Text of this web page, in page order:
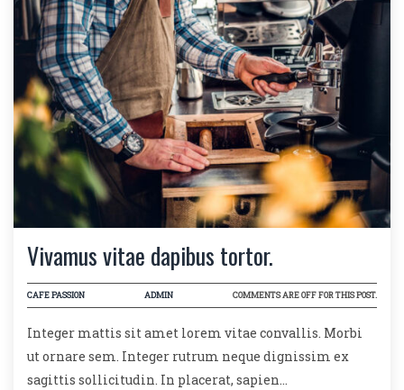
Vivamus vitae dapibus tortor.
CAFE PASSION ADMIN COMMENTS ARE OFF FOR THIS POST.
Integer mattis sit amet lorem vitae convallis. Morbi
ut ornare sem. Integer rutrum neque dignissim ex
sagittis sollicitudin. In placerat, sapien…